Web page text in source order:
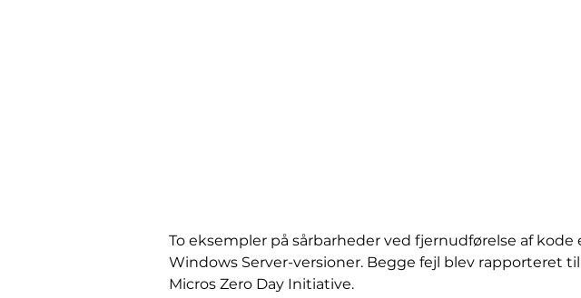
To eksempler på sårbarheder ved fjernudførelse af kode
Windows Server-versioner. Begge fejl blev rapporteret
Micros Zero Day Initiative.